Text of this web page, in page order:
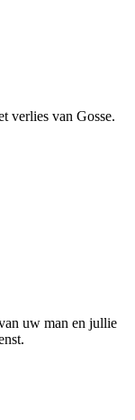
verlies van Gosse.
uw man en jullie